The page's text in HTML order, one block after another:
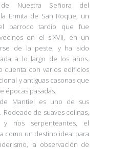
de Nuestra Señora del
Ermita de San Roque, un
barroco tardío que fue
en el s.XVII, en un
de la peste, y ha sido
a lo largo de los años.
cuenta con varios edificios
y antiguas casonas que
épocas pasadas.
Mantiel es uno de sus
Rodeado de suaves colinas,
ríos serpenteantes, el
como un destino ideal para
la observación de